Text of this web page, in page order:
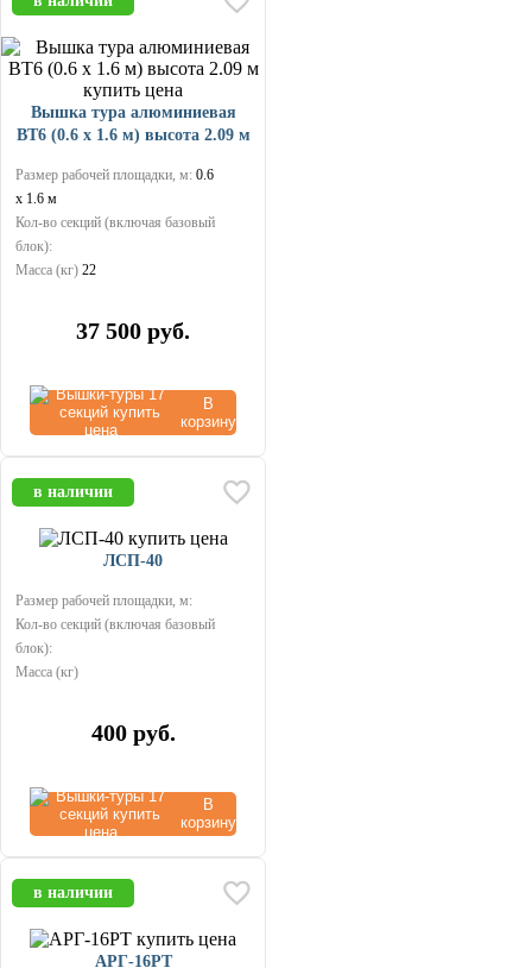
Вышка тура алюминиевая
ВТ6 (0.6 х 1.6 м) высота 2.09 м
Размер рабочей площадки, м: 0.6
х 1.6 м
Кол-во секций (включая базовый
блок):
Масса (кг) 22
37 500 руб.
В
корзину
в наличии
ЛСП-40
Размер рабочей площадки, м:
Кол-во секций (включая базовый
блок):
Масса (кг)
400 руб.
В
корзину
в наличии
АРГ-16РТ